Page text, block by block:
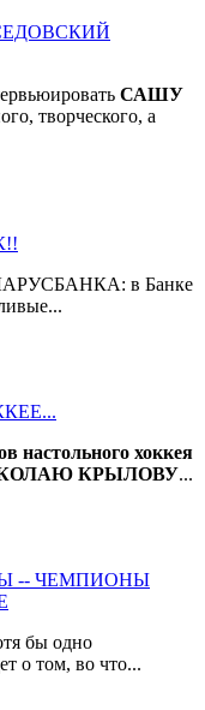
САШУ
творческого, а
в Банке
настольного хоккея
КРЫЛОВУ...
-- ЧЕМПИОНЫ
бы одно
о том, во что...